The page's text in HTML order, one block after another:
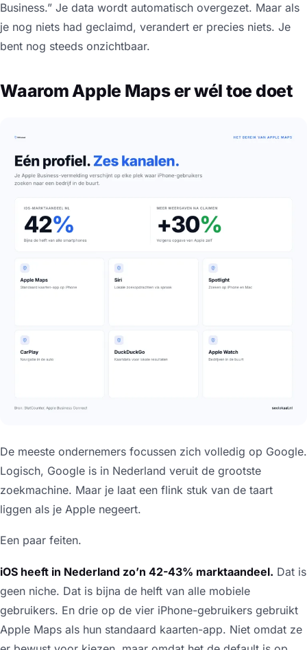
Business.” Je data wordt automatisch overgezet. Maar als
je nog niets had geclaimd, verandert er precies niets. Je
bent nog steeds onzichtbaar.
Waarom Apple Maps er wél toe doet
De meeste ondernemers focussen zich volledig op Google.
Logisch, Google is in Nederland veruit de grootste
zoekmachine. Maar je laat een flink stuk van de taart
liggen als je Apple negeert.
Een paar feiten.
iOS heeft in Nederland zo’n 42-43% marktaandeel. Dat is
geen niche. Dat is bijna de helft van alle mobiele
gebruikers. En drie op de vier iPhone-gebruikers gebruikt
Apple Maps als hun standaard kaarten-app. Niet omdat ze